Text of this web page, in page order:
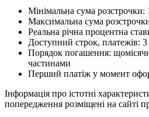
Мінімальна сума розстрочки:
Максимальна сума
Реальна річна процентна
Доступний строк, платежів:
Порядок погашення:
частинами
Перший платіж у момент
Інформація про істотні
попередження розміщені на сайті